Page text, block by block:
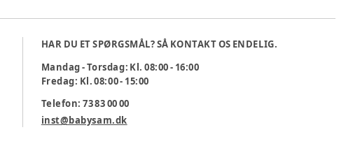
HAR DU ET SPØRGSMÅL? SÅ KONTAKT OS ENDELIG.
Mandag - Torsdag: Kl. 08:00 - 16:00
Fredag: Kl. 08:00 - 15:00
Telefon: 73 83 00 00
inst@babysam.dk